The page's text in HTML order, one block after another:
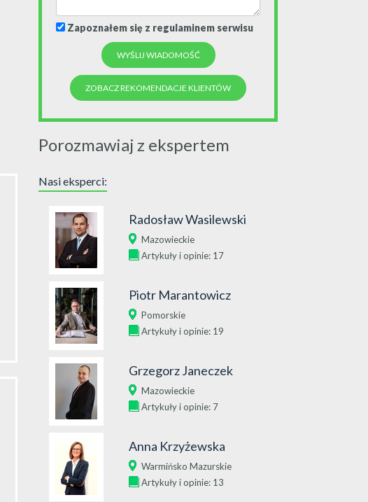
Zapoznałem się z regulaminem serwisu
ZOBACZ REKOMENDACJE KLIENTÓW
Porozmawiaj z ekspertem
Nasi eksperci:
Radosław Wasilewski
Mazowieckie
Artykuły i opinie: 17
Piotr Marantowicz
Pomorskie
Artykuły i opinie: 19
Grzegorz Janeczek
Mazowieckie
Artykuły i opinie: 7
Anna Krzyżewska
Warmińsko Mazurskie
Artykuły i opinie: 13